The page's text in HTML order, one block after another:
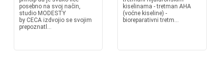
posebno na svoj način,
studio MODESTY
by CECA izdvojio se svojim
prepoznatl...
kiselinama - tretman AHA
(voćne kiseline) -
bioreparativni tretm...